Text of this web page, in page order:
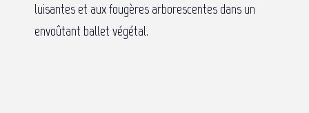
luisantes et aux fougères arborescentes dans un
envoûtant ballet végétal.